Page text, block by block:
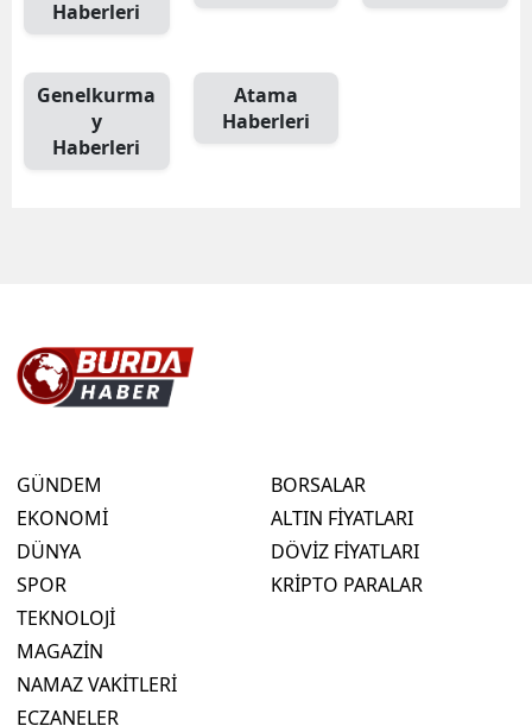
Haberleri
Genelkurma
y
Haberleri
Atama
Haberleri
GÜNDEM
EKONOMİ
DÜNYA
SPOR
TEKNOLOJİ
MAGAZİN
NAMAZ VAKİTLERİ
ECZANELER
BORSALAR
ALTIN FİYATLARI
DÖVİZ FİYATLARI
KRİPTO PARALAR